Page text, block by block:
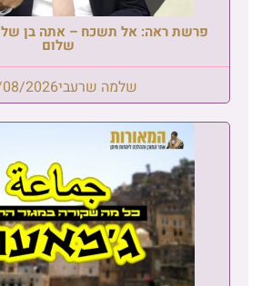
פרשת ראה: אל תשכח – אתה בן של
שלום
שלמה שרעבי2026